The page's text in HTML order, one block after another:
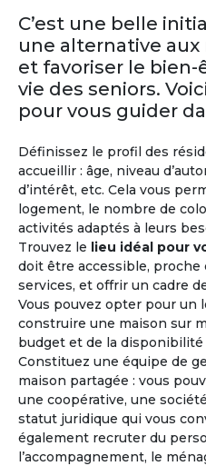
C’est une belle
une alternative
et favoriser le
vie des seniors.
pour vous guider
Définissez le profil des
accueillir : âge, niveau
d’intérêt, etc. Cela vous
logement, le nombre de
activités adaptés à leurs
Trouvez le lieu idéal pour
doit être accessible, proche
services, et offrir un cadre
Vous pouvez opter pour un
construire une maison sur
budget et de la disponibilité
Constituez une équipe de
maison partagée : vous
une coopérative, une
statut juridique qui vous
également recruter du
l’accompagnement, le
RetraiteMalte
Malte bénéficie d’un
l’année, avec 300 jours
La Valette à Malte, où
côtoient, apparaît dans
pays où il fait bon y
Malte dispose
santé performant.
langue nationale.
M'inscrire